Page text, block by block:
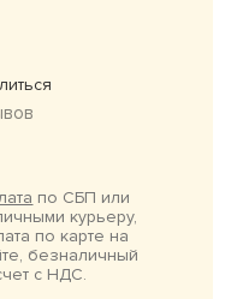
по СБП или
курьеру,
по карте на
безналичный
с НДС.